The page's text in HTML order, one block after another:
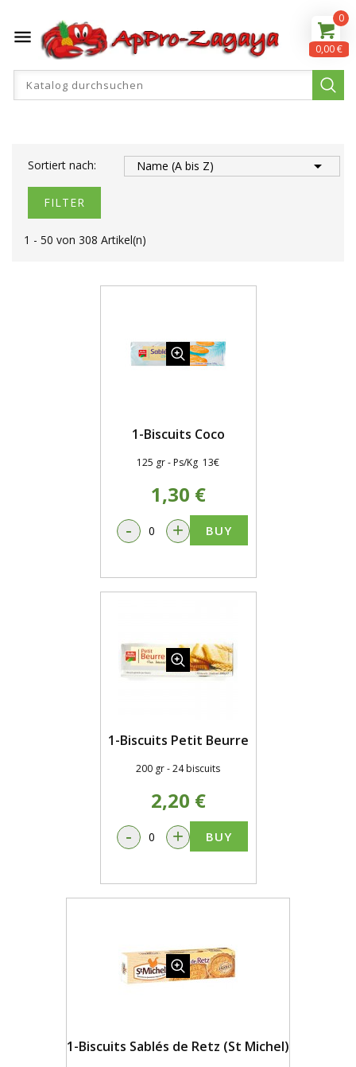

Sortiert nach: Name (A bis Z) 
FILTER
1 - 50 von 308 Artikel(n)
1-Biscuits Coco
125 gr - Ps/Kg 13€
1,30 €
- + BUY
1-Biscuits Petit Beurre
200 gr - 24 biscuits
2,20 €
- + BUY
1-Biscuits Sablés de Retz (St Michel)
0
0,00 €